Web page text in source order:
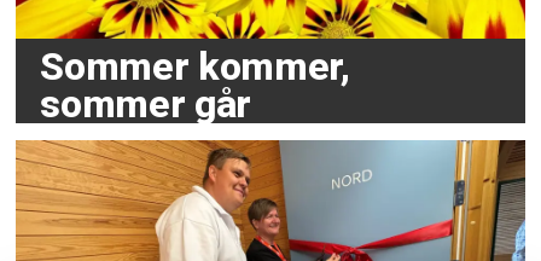
Sommer kommer,
sommer går